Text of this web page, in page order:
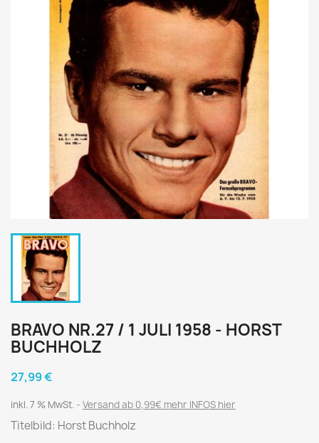
BRAVO NR.27 / 1 JULI 1958 - HORST
BUCHHOLZ
27,99 €
inkl. 7 % MwSt. Versand ab 0,99€ mehr INFOS hier
Titelbild: Horst Buchholz